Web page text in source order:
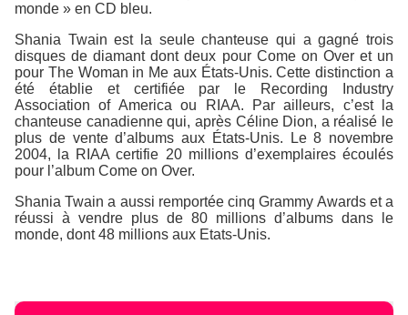
monde » en CD bleu.
Shania Twain est la seule chanteuse qui a gagné trois
disques de diamant dont deux pour Come on Over et un
pour The Woman in Me aux États-Unis. Cette distinction a
été établie et certifiée par le Recording Industry
Association of America ou RIAA. Par ailleurs, c’est la
chanteuse canadienne qui, après Céline Dion, a réalisé le
plus de vente d’albums aux États-Unis. Le 8 novembre
2004, la RIAA certifie 20 millions d’exemplaires écoulés
pour l’album Come on Over.
Shania Twain a aussi remportée cinq Grammy Awards et a
réussi à vendre plus de 80 millions d’albums dans le
monde, dont 48 millions aux Etats-Unis.